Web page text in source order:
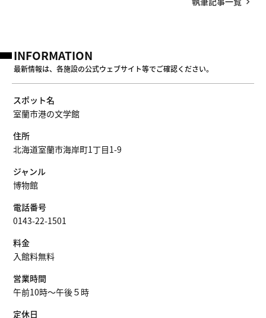
INFORMATION
最新情報は、各施設の公式ウェブサイト等でご確認ください。
スポット名
室蘭市港の文学館
住所
北海道室蘭市海岸町1丁目1-9
ジャンル
博物館
電話番号
0143-22-1501
料金
入館料無料
営業時間
午前10時～午後５時
定休日